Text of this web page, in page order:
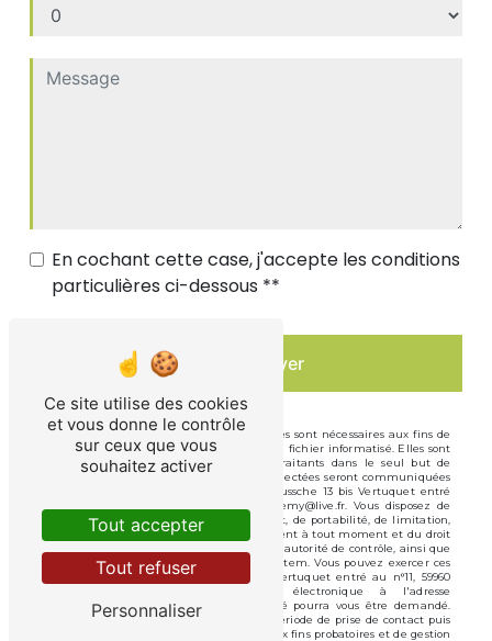
En cochant cette case, j'accepte les conditions
particulières ci-dessous **
Envoyer
** Les données personnelles communiquées sont nécessaires aux fins de
vous contacter et sont enregistrées dans un fichier informatisé. Elles sont
destinées à Vandenbussche et ses sous-traitants dans le seul but de
répondre à votre message. Les données collectées seront communiquées
aux seuls destinataires suivants: Vandenbussche 13 bis Vertuquet entré
au n°11, 59960 Neuville-en-Ferrain vdbjeremy@live.fr. Vous disposez de
droits d’accès, de rectification, d’effacement, de portabilité, de limitation,
d’opposition, de retrait de votre consentement à tout moment et du droit
d’introduire une réclamation auprès d’une autorité de contrôle, ainsi que
d’organiser le sort de vos données post-mortem. Vous pouvez exercer ces
droits par voie postale à l'adresse 13 bis Vertuquet entré au n°11, 59960
Neuville-en-Ferrain ou par courrier électronique à l'adresse
vdbjeremy@live.fr. Un justificatif d'identité pourra vous être demandé.
Nous conservons vos données pendant la période de prise de contact puis
pendant la durée de prescription légale aux fins probatoires et de gestion
Ce site utilise des cookies
et vous donne le contrôle
sur ceux que vous
souhaitez activer
Tout accepter
Tout refuser
Personnaliser